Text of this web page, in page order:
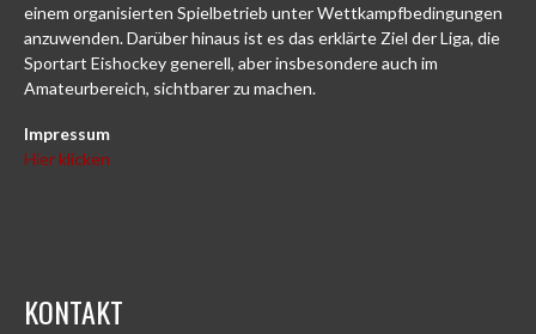
einem organisierten Spielbetrieb unter Wettkampfbedingungen
anzuwenden. Darüber hinaus ist es das erklärte Ziel der Liga, die
Sportart Eishockey generell, aber insbesondere auch im
Amateurbereich, sichtbarer zu machen.
Impressum
Hier klicken
KONTAKT